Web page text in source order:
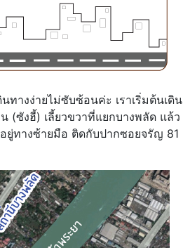
ทางง่ายไม่ซับซ้อนค่ะ เราเริ่มต้นเดิน
(ซังฮี้) เลี้ยวขวาที่แยกบางพลัด แล้ว
อยู่ทางซ้ายมือ ติดกับปากซอยจรัญ 81